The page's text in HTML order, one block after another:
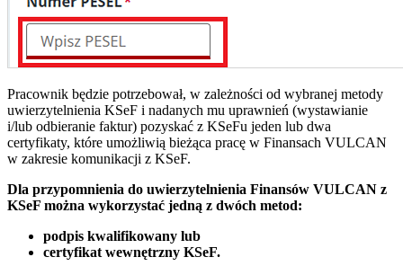
Pracownik będzie potrzebował, w zależności od wybranej metody
uwierzytelnienia KSeF i nadanych mu uprawnień (wystawianie
i/lub odbieranie faktur) pozyskać z KSeFu jeden lub dwa
certyfikaty, które umożliwią bieżąca pracę w Finansach VULCAN
w zakresie komunikacji z KSeF.
Dla przypomnienia do uwierzytelnienia Finansów VULCAN z
KSeF można wykorzystać jedną z dwóch metod:
podpis kwalifikowany lub
certyfikat wewnętrzny KSeF.